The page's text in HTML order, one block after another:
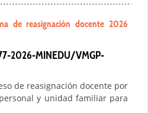
de reasignación docente 2026
2026-MINEDU/VMGP-
de reasignación docente por
y unidad familiar para